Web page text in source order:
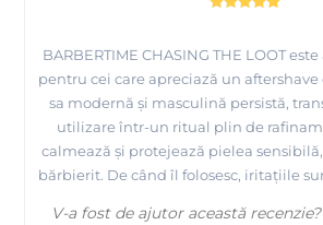
BARBERTIME CHASING THE LOOT
pentru cei care apreciază un
sa modernă și masculină persistă,
utilizare într-un ritual plin de
calmează și protejează pielea
bărbierit. De când îl folosesc, iritațiile
V-a fost de ajutor această recenzie?